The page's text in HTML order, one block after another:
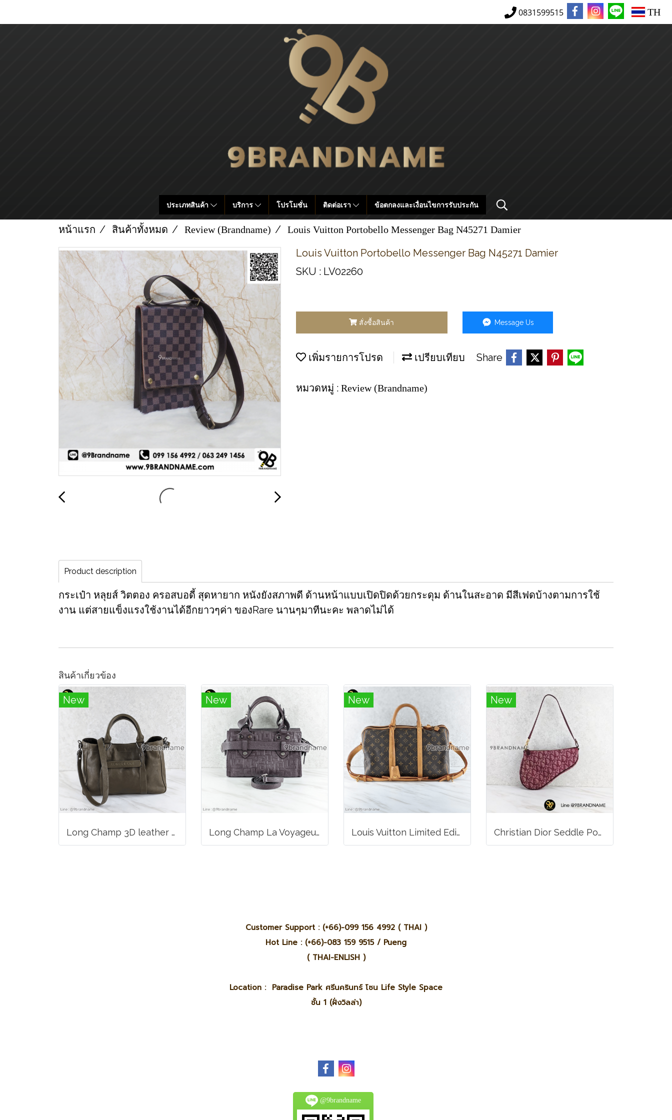
0831599515 TH
ประเภทสินค้า บริการ โปรโมชั่น ติดต่อเรา ข้อตกลงและเงื่อนไขการรับประกัน
หน้าแรก สินค้าทั้งหมด Review (Brandname) Louis Vuitton Portobello Messenger Bag N45271 Damier
Louis Vuitton Portobello Messenger Bag N45271 Damier
SKU : LV02260
สั่งซื้อสินค้า Message Us
เพิ่มรายการโปรด เปรียบเทียบ Share
หมวดหมู่ : Review (Brandname)
Product description
กระเป๋า หลุยส์ วิตตอง ครอสบอดี้ สุดหายาก หนังยังสภาพดี ด้านหน้าแบบเปิดปิดด้วยกระดุม ด้านในสะอาด มีสีเฟดบ้างตามการใช้
งาน แต่สายแข็งแรงใช้งานได้อีกยาวๆค่า ของRare นานๆมาทีนะคะ พลาดไม่ได้
สินค้าเกี่ยวข้อง
New
Long Champ 3D leather handbag
New
Long Champ La Voyageuse Bag Leather
New
Louis Vuitton Limited Edition Monogram Canvas Sofia Coppola SC Bag
New
Christian Dior Seddle Pouch Accessory Hand Bag
Customer Support : (+66)-099 156 4992 ( THAI )
Hot Line : (+66)-083 159 9515 / Pueng
( THAI-ENLISH )
Location : Paradise Park ศรีนครินทร์ โซน Life Style Space
ชั้น 1 (ฝั่งวิลล่า)
@9brandname